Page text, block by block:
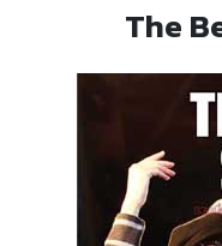
The